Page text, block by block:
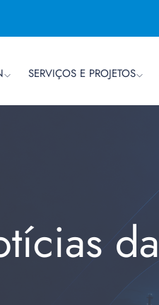
SERVIÇOS E PROJETOS